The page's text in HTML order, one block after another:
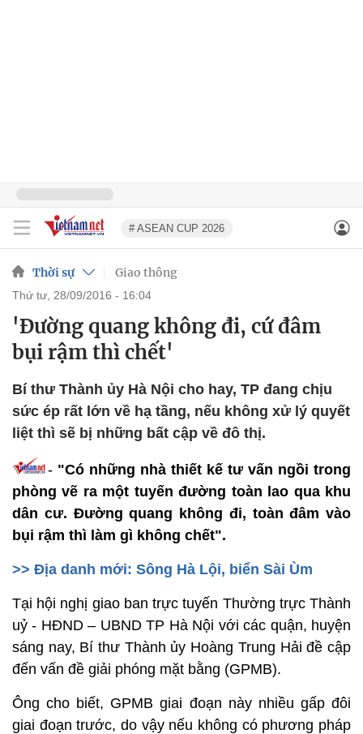
# ASEAN CUP 2026
Thời sự Giao thông
thứ tư, 28/09/2016 - 16:04
'Đường quang không đi, cứ đâm
bụi rậm thì chết'
Bí thư Thành ủy Hà Nội cho hay, TP đang chịu
sức ép rất lớn về hạ tầng, nếu không xử lý quyết
liệt thì sẽ bị những bất cập về đô thị.
- "Có những nhà thiết kế tư vấn ngồi trong
phòng vẽ ra một tuyến đường toàn lao qua khu
dân cư. Đường quang không đi, toàn đâm vào
bụi rậm thì làm gì không chết".
>> Địa danh mới: Sông Hà Lội, biển Sài Ùm
Tại hội nghị giao ban trực tuyến Thường trực Thành
uỷ - HĐND – UBND TP Hà Nội với các quận, huyện
sáng nay, Bí thư Thành ủy Hoàng Trung Hảiđề cập
đến vấn đề giải phóng mặt bằng (GPMB).
Ông cho biết, GPMB giai đoạn này nhiều gấp đôi
giai đoạn trước, do vậy nếu không có phương pháp